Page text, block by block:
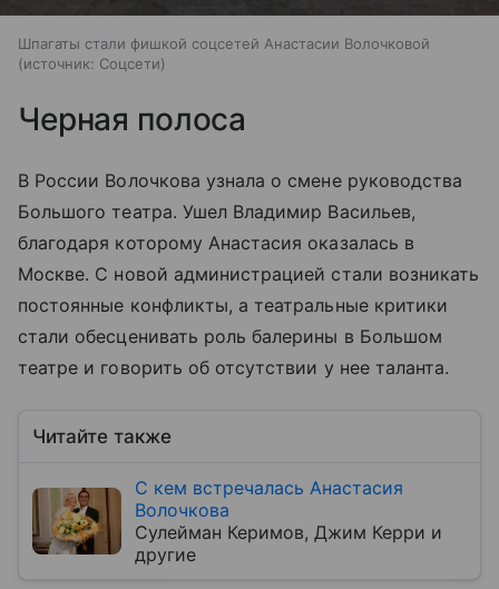
Шпагаты стали фишкой соцсетей Анастасии Волочковой
источник: Соцсети
Черная полоса
В России Волочкова узнала о смене руководства
Большого театра. Ушел Владимир Васильев,
благодаря которому Анастасия оказалась в
Москве. С новой администрацией стали возникать
постоянные конфликты, а театральные критики
стали обесценивать роль балерины в Большом
театре и говорить об отсутствии у нее таланта.
Читайте также
С кем встречалась Анастасия
Волочкова
Сулейман Керимов, Джим Керри и
другие